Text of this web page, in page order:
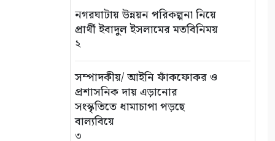
শ্যামনগরে সিএনআরএসের
জলবায়ু সহনশীলতা বিষয়ক প্রকল্প
সভা
নগরঘাটায় উন্নয়ন পরিকল্পনা নিয়ে
প্রার্থী ইবাদুল ইসলামের মতবিনিময়
২
সম্পাদকীয়/ আইনি ফাঁকফোকর ও
প্রশাসনিক দায় এড়ানোর
সংস্কৃতিতে ধামাচাপা পড়ছে
বাল্যবিয়ে
৩